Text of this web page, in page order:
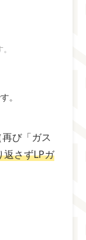
。
び「ガス
返さずLPガ